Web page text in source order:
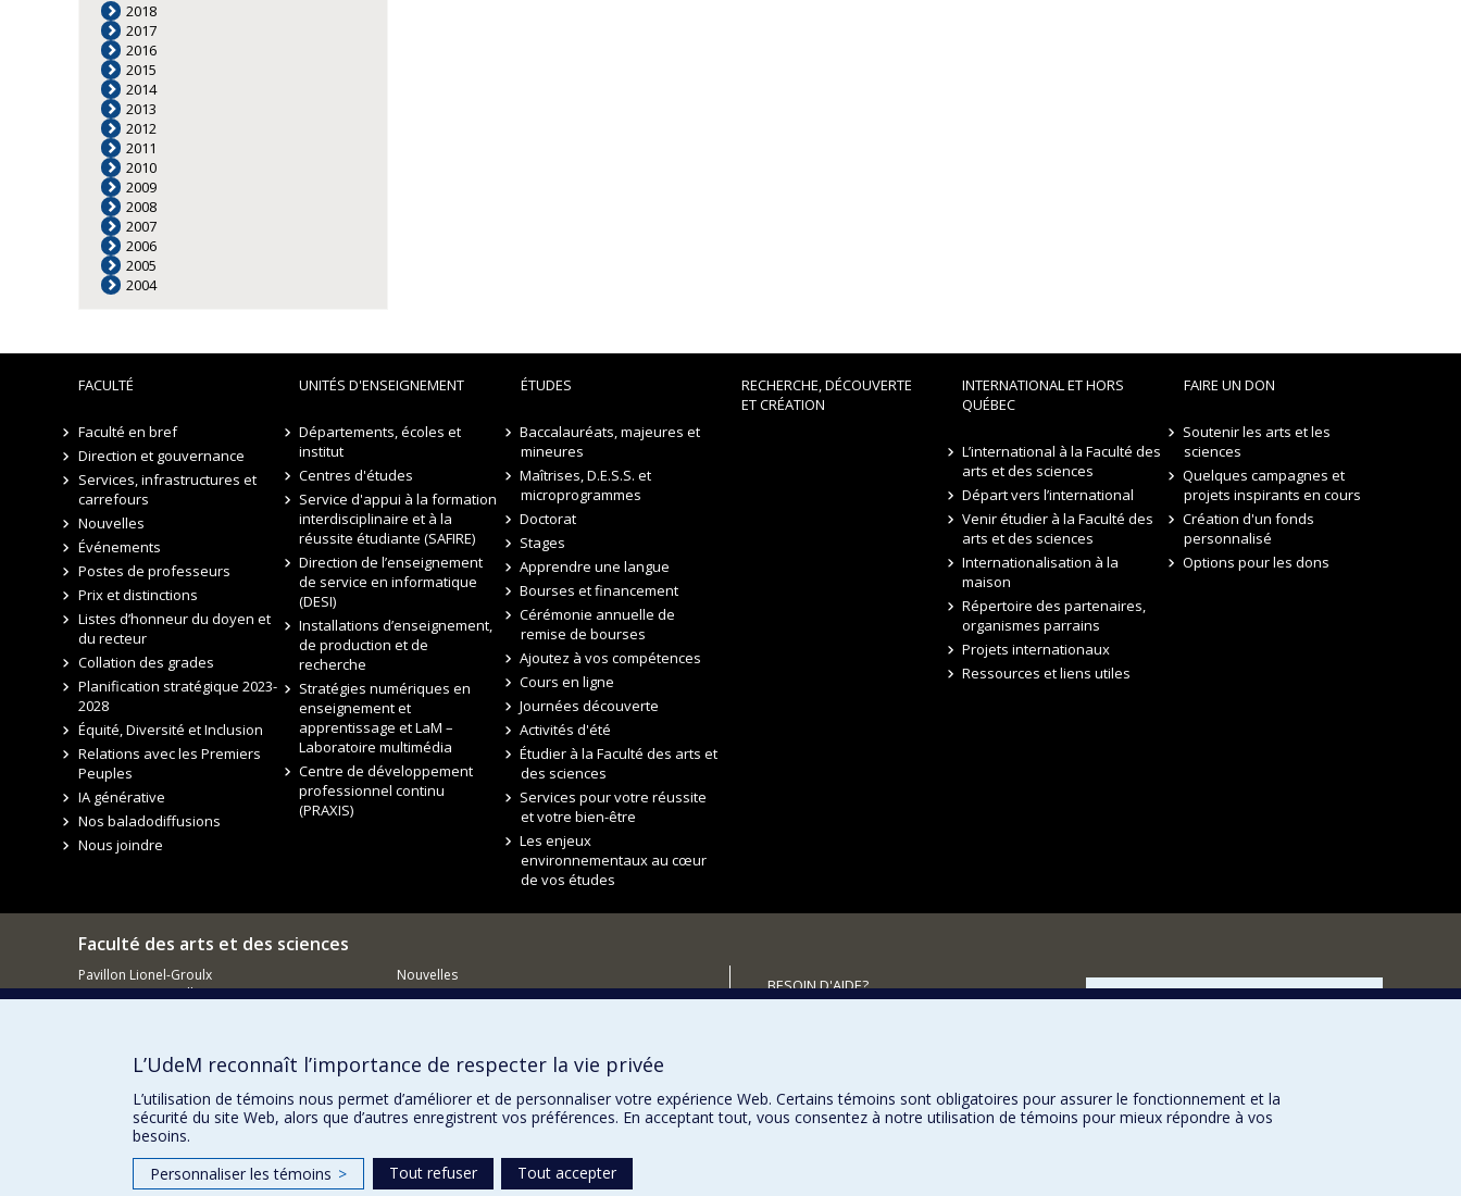
2018
2017
2016
2015
2014
2013
2012
2011
2010
2009
2008
2007
2006
2005
2004
FACULTÉ
Faculté en bref
Direction et gouvernance
Services, infrastructures et
carrefours
Nouvelles
Événements
Postes de professeurs
Prix et distinctions
Listes d’honneur du doyen et
du recteur
Collation des grades
Planification stratégique 2023-
2028
Équité, Diversité et Inclusion
Relations avec les Premiers
Peuples
IA générative
Nos baladodiffusions
Nous joindre
UNITÉS D'ENSEIGNEMENT
Départements, écoles et
institut
Centres d'études
Service d'appui à la formation
interdisciplinaire et à la
réussite étudiante (SAFIRE)
Direction de l’enseignement
de service en informatique
(DESI)
Installations d’enseignement,
de production et de
recherche
Stratégies numériques en
enseignement et
apprentissage et LaM –
Laboratoire multimédia
Centre de développement
professionnel continu
(PRAXIS)
ÉTUDES
Baccalauréats, majeures et
mineures
Maîtrises, D.E.S.S. et
microprogrammes
Doctorat
Stages
Apprendre une langue
Bourses et financement
Cérémonie annuelle de
remise de bourses
Ajoutez à vos compétences
Cours en ligne
Journées découverte
Activités d'été
Étudier à la Faculté des arts et
des sciences
Services pour votre réussite
et votre bien-être
Les enjeux
environnementaux au cœur
de vos études
RECHERCHE, DÉCOUVERTE
ET CRÉATION
INTERNATIONAL ET HORS
QUÉBEC
L’international à la Faculté des
arts et des sciences
Départ vers l’international
Venir étudier à la Faculté des
arts et des sciences
Internationalisation à la
maison
Répertoire des partenaires,
organismes parrains
Projets internationaux
Ressources et liens utiles
FAIRE UN DON
Soutenir les arts et les
sciences
Quelques campagnes et
projets inspirants en cours
Création d'un fonds
personnalisé
Options pour les dons
Faculté des arts et des sciences
Pavillon Lionel-Groulx
3150, rue Jean-Brillant
Nouvelles
Événements
BESOIN D'AIDE?
FACULTÉ DES ARTS ET DES SCIENCES
Nos programmes et cours
L’UdeM reconnaît l’importance de respecter la vie privée
L’utilisation de témoins nous permet d’améliorer et de personnaliser votre expérience Web. Certains témoins sont obligatoires pour assurer le fonctionnement et la
sécurité du site Web, alors que d’autres enregistrent vos préférences. En acceptant tout, vous consentez à notre utilisation de témoins pour mieux répondre à vos
besoins.
Personnaliser les témoins > Tout refuser Tout accepter